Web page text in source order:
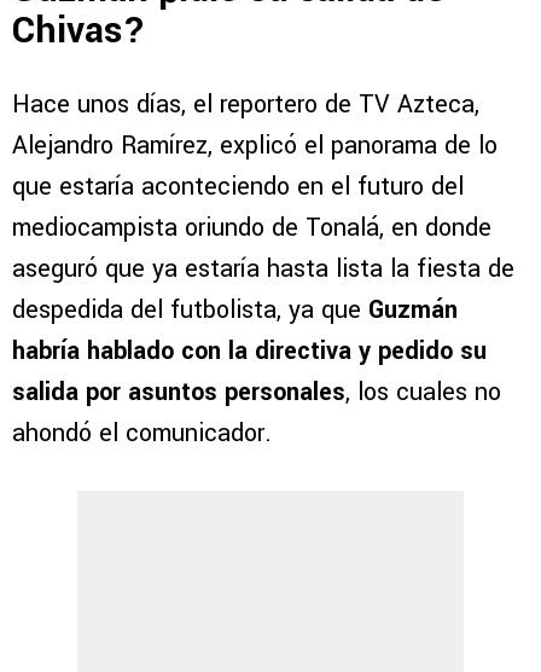
Chivas?
Hace unos días, el reportero de TV Azteca,
Alejandro Ramírez, explicó el panorama de lo
que estaría aconteciendo en el futuro del
mediocampista oriundo de Tonalá, en donde
aseguró que ya estaría hasta lista la fiesta de
despedida del futbolista, ya que Guzmán
habría hablado con la directiva y pedido su
salida por asuntos personales, los cuales no
ahondó el comunicador.